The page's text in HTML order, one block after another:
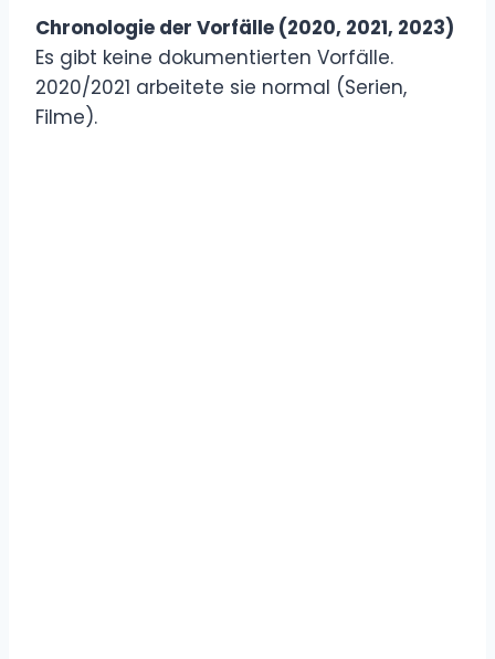
Chronologie der Vorfälle (2020, 2021, 2023)
Es gibt keine dokumentierten Vorfälle.
2020/2021 arbeitete sie normal (Serien,
Filme).